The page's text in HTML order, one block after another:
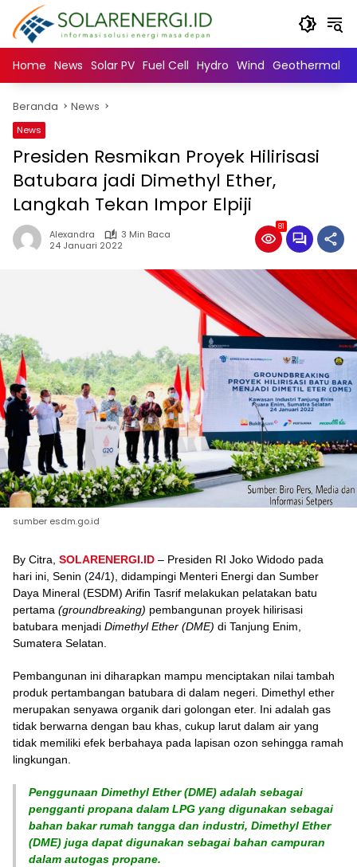
Langsung
konten
Home News Solar PV Fuel Cell Hydro Wind Geothermal
Beranda News
News
Presiden Resmikan Proyek Hilirisasi
Batubara jadi Dimethyl Ether,
Langkah Tekan Impor Elpiji
Alexandra
3 Min Baca
24 Januari 2022
81
sumber esdm.go.id
By Citra, SOLARENERGI.ID – Presiden RI Joko Widodo pada
hari ini, Senin (24/1), didampingi Menteri Energi dan Sumber
Daya Mineral (ESDM) Arifin Tasrif melakukan pelatakan batu
pertama (groundbreaking) pembangunan proyek hilirisasi
batubara menjadi Dimethyl Ether (DME) di Tanjung Enim,
Sumatera Selatan.
Pembangunan ini diharapkan mampu menciptakan nilai tambah
produk pertambangan batubara di dalam negeri. Dimethyl ether
merupakan senyawa organik dari golongan eter. Ini adalah gas
tidak berwarna dengan bau khas, cukup larut dalam air yang
tidak memiliki efek berbahaya pada lapisan ozon sehingga ramah
lingkungan.
Penggunaan Dimethyl Ether (DME) adalah sebagai
pengganti propana dalam LPG yang digunakan sebagai
bahan bakar rumah tangga dan industri, Dimethyl Ether
(DME) juga dapat digunakan sebagai bahan campuran
dalam autogas propane.